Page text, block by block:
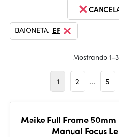
BAIONETA: EF
Mostrando 1-
1 2 ... 5
Meike Full Frame
Manual Focus